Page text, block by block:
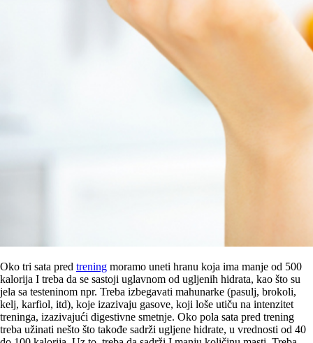
Oko tri sata pred trening moramo uneti hranu koja ima manje od 500
kalorija I treba da se sastoji uglavnom od ugljenih hidrata, kao što su
jela sa testeninom npr. Treba izbegavati mahunarke (pasulj, brokoli,
kelj, karfiol, itd), koje izazivaju gasove, koji loše utiču na intenzitet
treninga, izazivajući digestivne smetnje. Oko pola sata pred trening
treba užinati nešto što takođe sadrži ugljene hidrate, u vrednosti od 40